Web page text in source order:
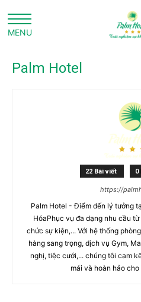
Palm Hotel
22 Bài viết 0
https://
Palm Hotel - Điểm đến lý tưởng
HóaPhục vụ đa dạng nhu cầu
chức sự kiện,... Với hệ thống
hàng sang trọng, dịch vụ Gym,
nghị, tiệc cưới,... chúng tôi cam
mái và hoàn hảo